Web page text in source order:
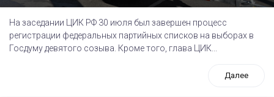
На заседании ЦИК РФ 30 июля был завершен процесс
регистрации федеральных партийных списков на выборах в
Госдуму девятого созыва. Кроме того, глава ЦИК...
Далее